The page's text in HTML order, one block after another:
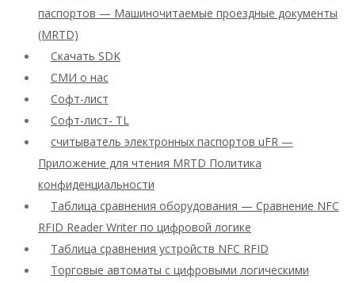
паспортов — Машиночитаемые проездные документы
(MRTD)
Скачать SDK
СМИ о нас
Софт-лист
Софт-лист- TL
считыватель электронных паспортов uFR —
Приложение для чтения MRTD Политика
конфиденциальности
Таблица сравнения оборудования — Сравнение NFC
RFID Reader Writer по цифровой логике
Таблица сравнения устройств NFC RFID
Торговые автоматы с цифровыми логическими